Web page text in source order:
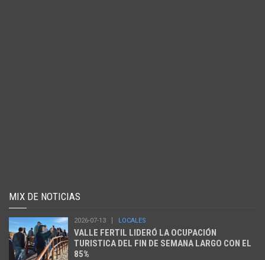
MIX DE NOTICIAS
2026-07-13 LOCALES
VALLE FERTIL LIDERÓ LA OCUPACIÓN
TURISTICA DEL FIN DE SEMANA LARGO CON EL
85%